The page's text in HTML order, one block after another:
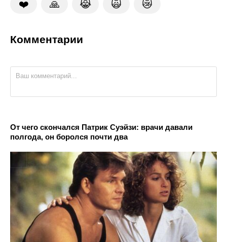
❤️ 🙏 😹 🙀 😿
Комментарии
От чего скончался Патрик Суэйзи: врачи давали
полгода, он боролся почти два